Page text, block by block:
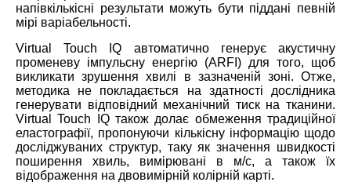
напівкількісні результати можуть бути піддані певній
мірі варіабельності.
Virtual Touch IQ автоматично генерує акустичну
променеву імпульсну енергію (ARFI) для того, щоб
викликати зрушення хвилі в зазначеній зоні. Отже,
методика не покладається на здатності дослідника
генерувати відповідний механічний тиск на тканини.
Virtual Touch IQ також долає обмеження традиційної
еластографії, пропонуючи кількісну інформацію щодо
досліджуваних структур, таку як значення швидкості
поширення хвиль, вимірювані в м/с, а також їх
відображення на двовимірній колірній карті.